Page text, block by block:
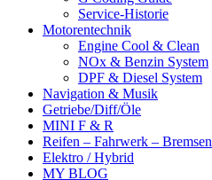
Service-Historie
Motorentechnik
Engine Cool & Clean
NOx & Benzin System
DPF & Diesel System
Navigation & Musik
Getriebe/Diff/Öle
MINI F & R
Reifen – Fahrwerk – Bremsen
Elektro / Hybrid
MY BLOG